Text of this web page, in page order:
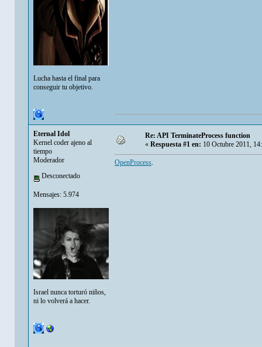
Lucha hasta el final para
conseguir tu objetivo.
Eternal Idol
Kernel coder ajeno al
tiempo
Moderador
Desconectado
Mensajes: 5.974
Israel nunca torturó niños,
ni lo volverá a hacer.
Re: API TerminateProcess function
« Respuesta #1 en: 10 Octubre 2011,
OpenProcess.